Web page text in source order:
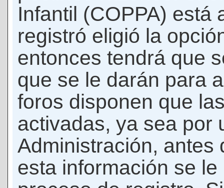
Infantil (COPPA) está
registró eligió la
entonces tendrá que
que se le darán para
foros disponen que
activadas, ya sea por
Administración, antes
esta información se